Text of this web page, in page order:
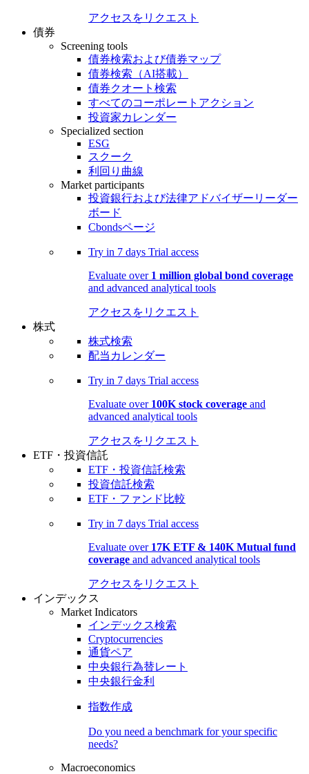
アクセスをリクエスト
債券
Screening tools
債券検索および債券マップ
債券検索（AI搭載）
債券クオート検索
すべてのコーポレートアクション
投資家カレンダー
Specialized section
ESG
スクーク
利回り曲線
Market participants
投資銀行および法律アドバイザーリーダー
ボード
Cbondsページ
Try in 7 days Trial access
Evaluate over 1 million global bond coverage
and advanced analytical tools
アクセスをリクエスト
株式
株式検索
配当カレンダー
Try in 7 days Trial access
Evaluate over 100K stock coverage and
advanced analytical tools
アクセスをリクエスト
ETF・投資信託
ETF・投資信託検索
投資信託検索
ETF・ファンド比較
Try in 7 days Trial access
Evaluate over 17K ETF & 140K Mutual fund
coverage and advanced analytical tools
アクセスをリクエスト
インデックス
Market Indicators
インデックス検索
Cryptocurrencies
通貨ペア
中央銀行為替レート
中央銀行金利
指数作成
Do you need a benchmark for your specific
needs?
Macroeconomics